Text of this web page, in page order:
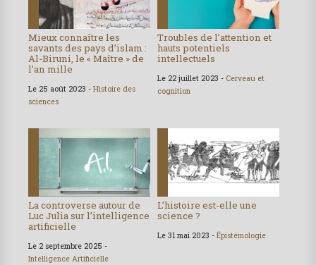
Mieux connaître les
savants des pays d’islam :
Al-Biruni, le « Maître » de
l’an mille
Le 25 août 2023 - Histoire des
sciences
Troubles de l’attention et
hauts potentiels
intellectuels
Le 22 juillet 2023 - Cerveau et
cognition
La controverse autour de
Luc Julia sur l’intelligence
artificielle
Le 2 septembre 2025 -
Intelligence Artificielle
L’histoire est-elle une
science ?
Le 31 mai 2023 - Épistémologie